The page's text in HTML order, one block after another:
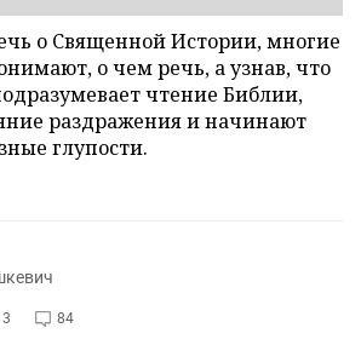
о Священной Истории, многие
о чем речь, а узнав, что
чтение Библии,
раздражения и начинают
глупости.
84